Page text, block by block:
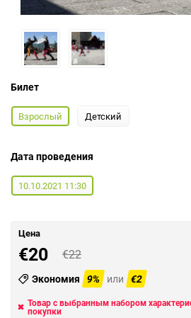
Билет
Взрослый Детский
Дата проведения
10.10.2021 11:30
Цена
€20 €22
Экономия 9% или €2
Товар с выбранным набором
покупки